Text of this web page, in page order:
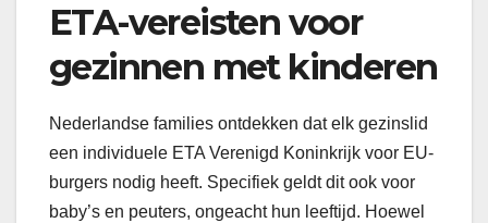
ETA-vereisten voor
gezinnen met kinderen
Nederlandse families ontdekken dat elk gezinslid
een individuele ETA Verenigd Koninkrijk voor EU-
burgers nodig heeft. Specifiek geldt dit ook voor
baby’s en peuters, ongeacht hun leeftijd. Hoewel